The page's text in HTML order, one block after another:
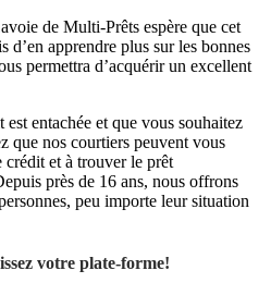
de Multi-Prêts espère que cet
d’en apprendre plus sur les bonnes
permettra d’acquérir un excellent
entachée et que vous souhaitez
que nos courtiers peuvent vous
crédit et à trouver le prêt
près de 16 ans, nous offrons
peu importe leur situation
votre plate-forme!